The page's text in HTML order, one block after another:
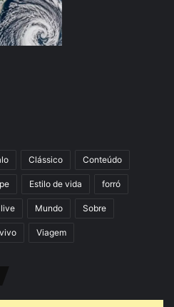
Clássico Conteúdo
Estilo de vida forró
live Mundo Sobre
Viagem